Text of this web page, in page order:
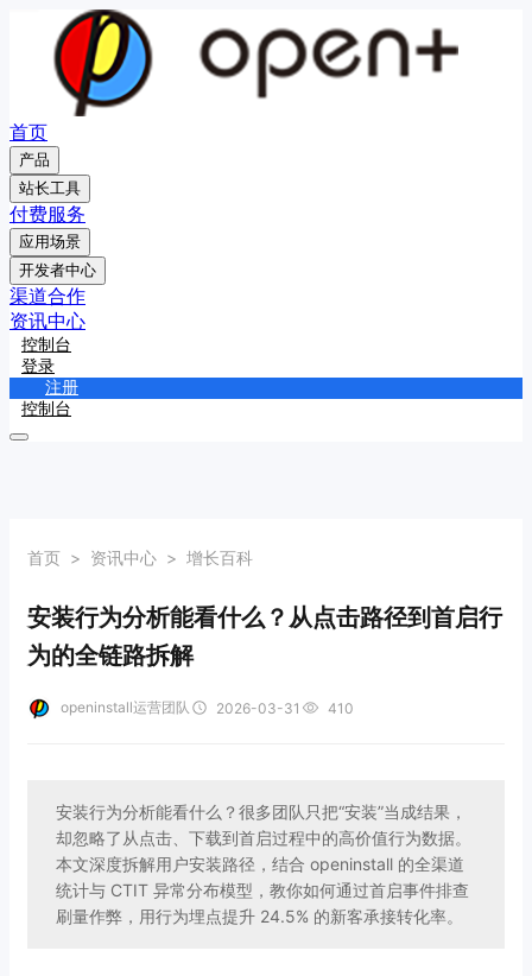
首页
产品
站长工具
付费服务
应用场景
开发者中心
渠道合作
资讯中心
控制台
登录
注册
控制台
首页 > 资讯中心 > 增长百科
安装行为分析能看什么？从点击路径到首启行
为的全链路拆解
openinstall运营团队 2026-03-31 410
安装行为分析能看什么？很多团队只把“安装”当成结果，
却忽略了从点击、下载到首启过程中的高价值行为数据。
本文深度拆解用户安装路径，结合 openinstall 的全渠道
统计与 CTIT 异常分布模型，教你如何通过首启事件排查
刷量作弊，用行为埋点提升 24.5% 的新客承接转化率。